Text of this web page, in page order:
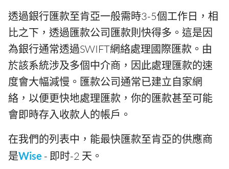
透過銀行匯款至肯亞一般需時3-5個工作日，相
比之下，透過匯款公司匯款則快得多。這是因
為銀行通常透過SWIFT網絡處理國際匯款。由
於該系統涉及多個中介商，因此處理匯款的速
度會大幅減慢。匯款公司通常已建立自家網
絡，以便更快地處理匯款，你的匯款甚至可能
會即時存入收款人的帳戶。
在我們的列表中，能最快匯款至肯亞的供應商
是Wise - 即时-2 天。